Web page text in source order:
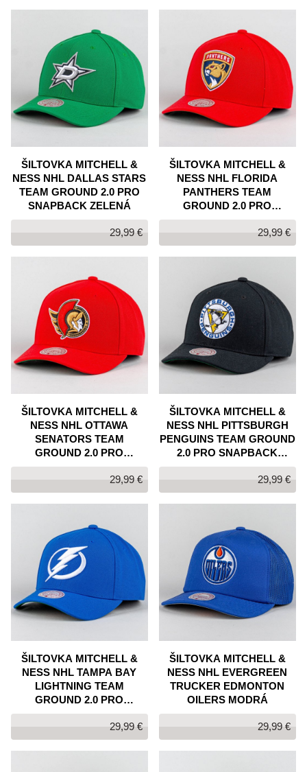
ŠILTOVKA MITCHELL &
NESS NHL DALLAS STARS
TEAM GROUND 2.0 PRO
SNAPBACK ZELENÁ
29,99 €
ŠILTOVKA MITCHELL &
NESS NHL FLORIDA
PANTHERS TEAM
GROUND 2.0 PRO
SNAPBACK ČERVENÁ
29,99 €
ŠILTOVKA MITCHELL &
NESS NHL OTTAWA
SENATORS TEAM
GROUND 2.0 PRO
SNAPBACK ČERVENÁ
29,99 €
ŠILTOVKA MITCHELL &
NESS NHL PITTSBURGH
PENGUINS TEAM GROUND
2.0 PRO SNAPBACK
ČIERNA
29,99 €
ŠILTOVKA MITCHELL &
NESS NHL TAMPA BAY
LIGHTNING TEAM
GROUND 2.0 PRO
SNAPBACK MODRÁ
29,99 €
ŠILTOVKA MITCHELL &
NESS NHL EVERGREEN
TRUCKER EDMONTON
OILERS MODRÁ
29,99 €